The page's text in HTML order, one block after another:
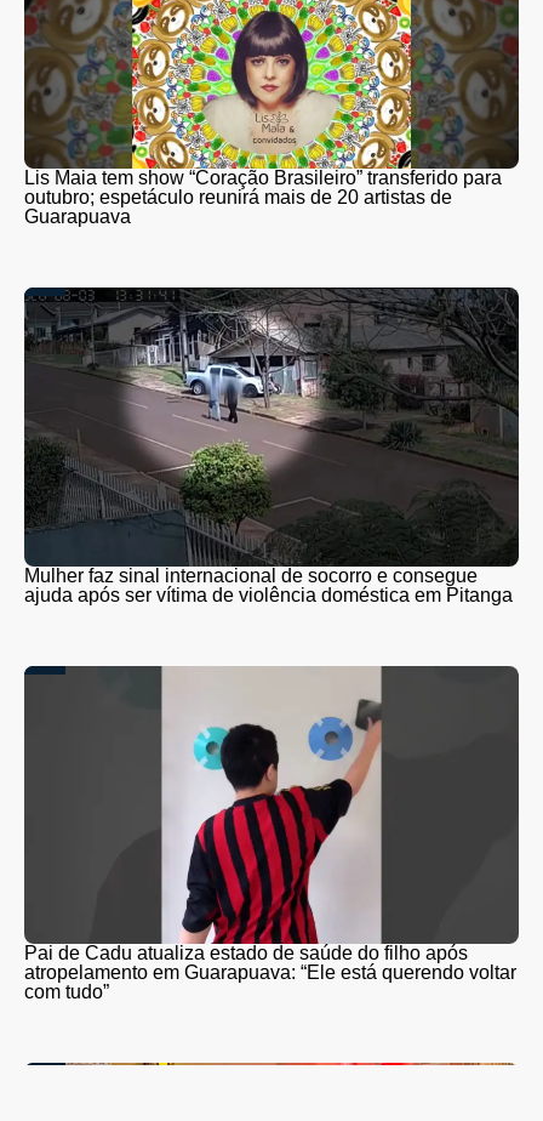
Lis Maia tem show “Coração Brasileiro” transferido para
outubro; espetáculo reunirá mais de 20 artistas de
Guarapuava
Mulher faz sinal internacional de socorro e consegue
ajuda após ser vítima de violência doméstica em Pitanga
Pai de Cadu atualiza estado de saúde do filho após
atropelamento em Guarapuava: “Ele está querendo voltar
com tudo”